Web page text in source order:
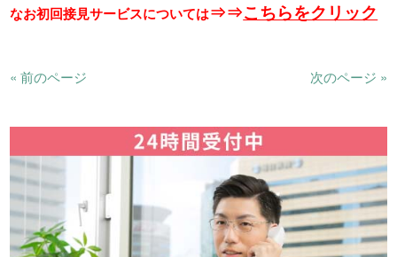
なお初回接見サービスについては⇒⇒こちらをクリック
« 前のページ 次のページ »